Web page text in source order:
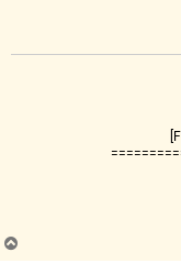
[FONT=tahoma, Verdana, Helvetica, Arial, sans-serif]